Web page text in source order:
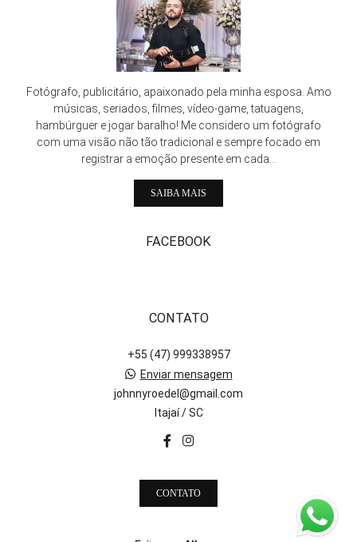
Fotógrafo, publicitário, apaixonado pela minha esposa. Amo
músicas, seriados, filmes, vídeo-game, tatuagens,
hambúrguer e jogar baralho! Me considero um fotógrafo
com uma visão não tão tradicional e sempre focado em
registrar a emoção presente em cada...
SAIBA MAIS
FACEBOOK
CONTATO
+55 (47) 999338957
Enviar mensagem
johnnyroedel@gmail.com
Itajaí / SC
CONTATO